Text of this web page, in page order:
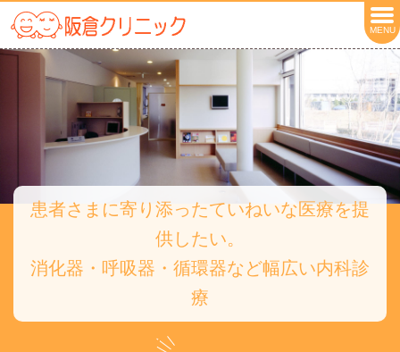
MENU
患者さまに寄り添ったていねいな医療を提
供したい。
消化器・呼吸器・循環器など幅広い内科診
療